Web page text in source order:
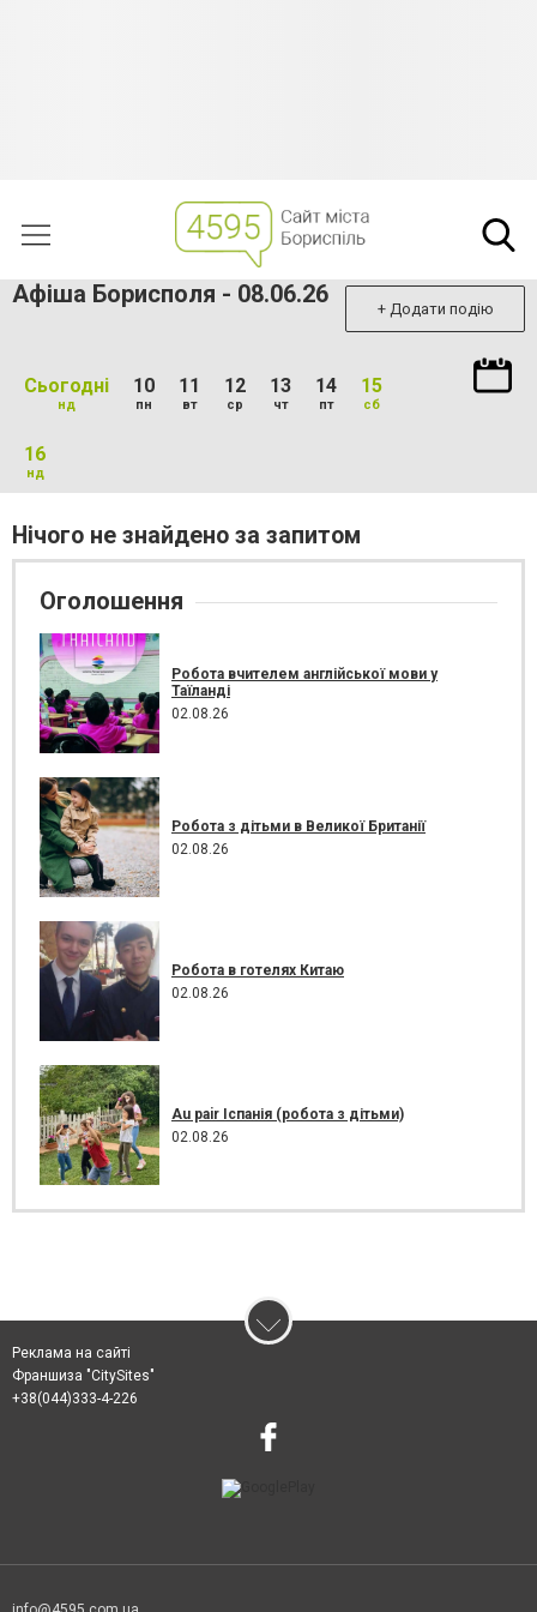
Афіша Борисполя - 08.06.26 + Додати подію
Сьогодні
нд
10
пн
11
вт
12
ср
13
чт
14
пт
15
сб
16
нд
Нічого не знайдено за запитом
Оголошення
Робота вчителем англійської мови у
Таїланді
02.08.26
Робота з дітьми в Великої Британії
02.08.26
Робота в готелях Китаю
02.08.26
Au pair Іспанія (робота з дітьми)
02.08.26
Реклама на сайті
Франшиза "CitySites"
+38(044)333-4-226